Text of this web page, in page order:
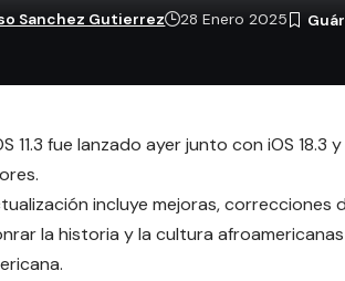
Sanchez Gutierrez 28 Enero 2025
11.3 fue lanzado ayer junto con iOS 18.3 y
incluye mejoras, correcciones
la historia y la cultura